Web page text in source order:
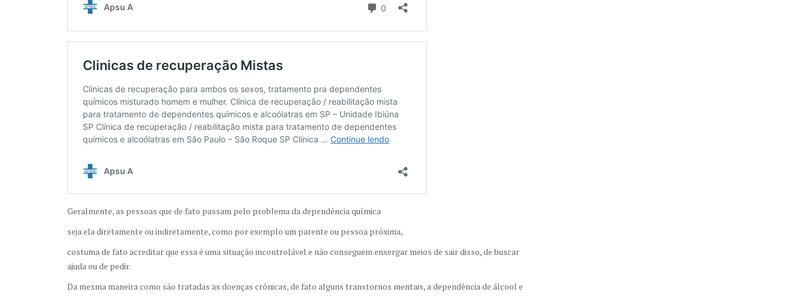
Geralmente, as pessoas que de fato passam pelo problema da dependência química
seja ela diretamente ou indiretamente, como por exemplo um parente ou pessoa próxima,
costuma de fato acreditar que essa é uma situação incontrolável e não conseguem enxergar meios de sair disso, de buscar
ajuda ou de pedir.
Da mesma maneira como são tratadas as doenças crônicas, de fato alguns transtornos mentais, a dependência de álcool e